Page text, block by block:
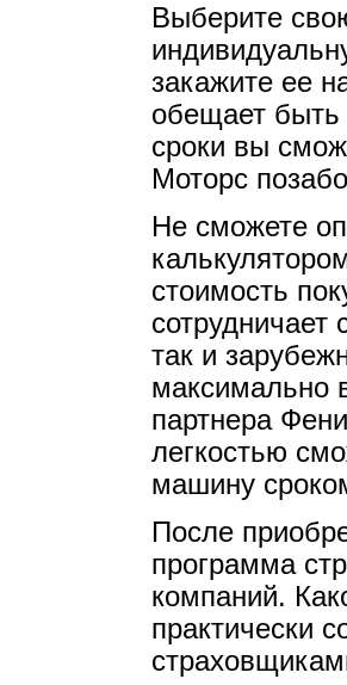
Выберите
закажите ее
обещает быть
сроки вы
Моторс
Не сможете
стоимость
так и
максимально
партнера
легкостью
машину
После
программа
компаний.
практически